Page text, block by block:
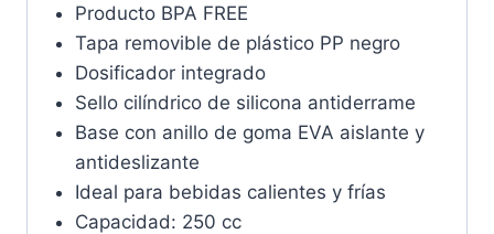
Producto BPA FREE
Tapa removible de plástico PP negro
Dosificador integrado
Sello cilíndrico de silicona antiderrame
Base con anillo de goma EVA aislante y
antideslizante
Ideal para bebidas calientes y frías
Capacidad: 250 cc